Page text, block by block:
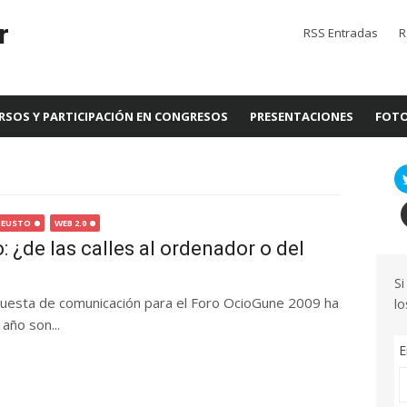
RSS Entradas
Y PARTICIPACIÓN EN CONGRESOS PRESENTACIONES
WEB 2.0
¿de las calles al ordenador o del
de comunicación para el Foro OcioGune 2009 ha
son...